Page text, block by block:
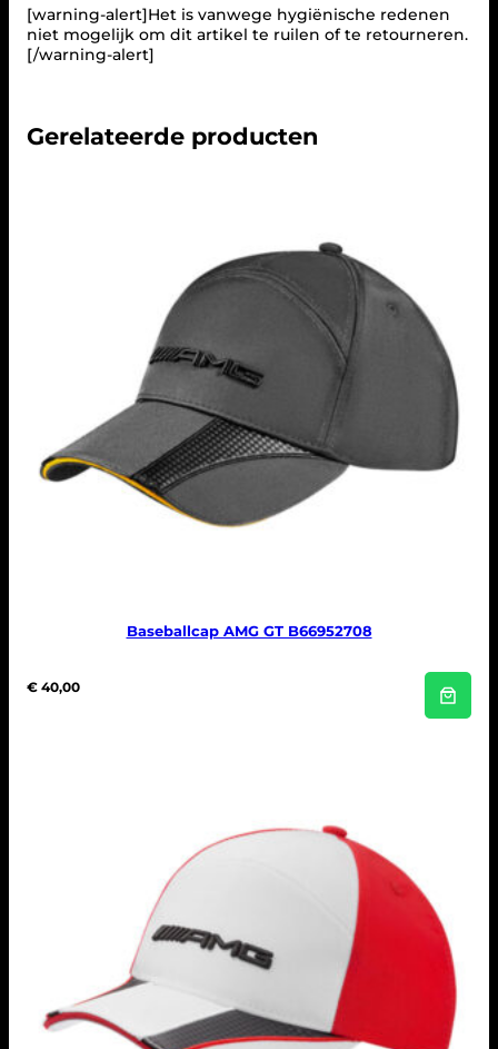
[warning-alert]Het is vanwege hygiënische redenen
niet mogelijk om dit artikel te ruilen of te retourneren.
[/warning-alert]
Gerelateerde producten
Baseballcap AMG GT B66952708
€ 40,00